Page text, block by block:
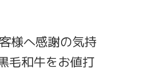
様へ感謝の気持
毛和牛をお値打